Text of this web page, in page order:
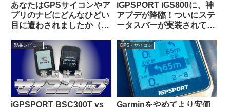
あなたはGPSサイコンやア
プリのナビにどんなひどい
目に遭わされましたか（海
iGPSPORT iGS800に、神
アプデが降臨！ついにステ
ータスバーが実装されて俺
製品レビュー
iGPSPORT BSC300T vs
GPS・サイコン
Garminをやめてより安価